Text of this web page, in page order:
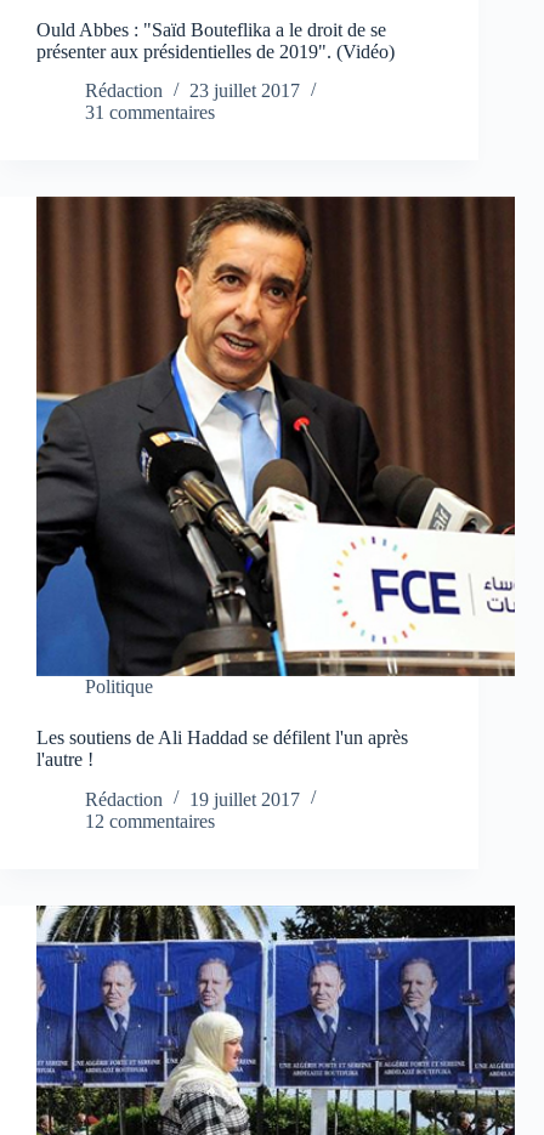
Ould Abbes : "Saïd Bouteflika a le droit de se
présenter aux présidentielles de 2019". (Vidéo)
Rédaction
23 juillet 2017
31 commentaires
Politique
Les soutiens de Ali Haddad se défilent l'un après
l'autre !
Rédaction
19 juillet 2017
12 commentaires